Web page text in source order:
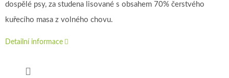
dospělé psy, za studena lisované s obsahem 70% čerstvého
kuřecího masa z volného chovu.
Detailní informace